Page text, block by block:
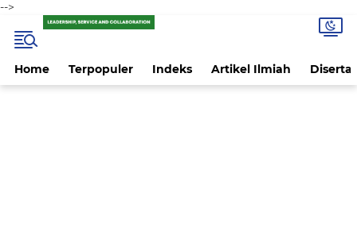
-->
Home Terpopuler Indeks Artikel Ilmiah